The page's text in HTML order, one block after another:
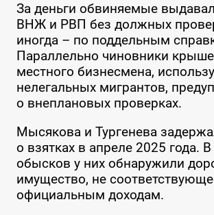
За деньги обвиняемые
ВНЖ и РВП без должных
иногда – по поддельным
Параллельно чиновники
местного бизнесмена,
нелегальных мигрантов,
о внеплановых проверках.
Мысякова и Тургенева
о взятках в апреле 2025 года. В
обысков у них обнаружили
имущество, не
официальным доходам.